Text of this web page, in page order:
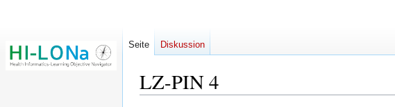
LZ-PIN 4
Seite Diskussion